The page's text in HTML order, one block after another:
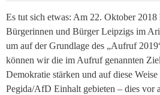
Es tut sich etwas: Am 22. Oktober 2018
Bürgerinnen und Bürger Leipzigs im
um auf der Grundlage des „Aufruf
können wir die im Aufruf genannten
Demokratie stärken und auf diese
Pegida/AfD Einhalt gebieten – dies vor